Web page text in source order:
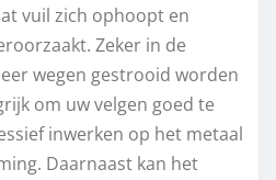
vuil zich ophoopt en
Zeker in de
wegen gestrooid worden
om uw velgen goed te
inwerken op het metaal
Daarnaast kan het